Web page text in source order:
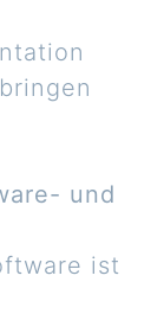
und
ist